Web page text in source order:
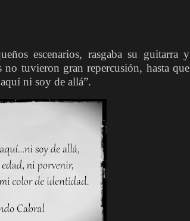
escenarios, rasgaba su guitarra y
no tuvieron gran repercusión, hasta que
ni soy de allá”.